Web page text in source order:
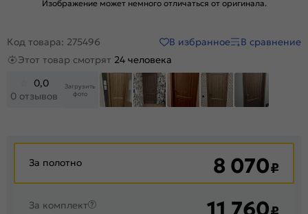
Изображение может немного отличаться от оригинала.
Код товара: 275496 В избранное
В сравнение
Этот товар смотрят 24 человека
0,0
0 отзывов
Загрузить
фото
За полотно 8 070₽
За комплект 11 760